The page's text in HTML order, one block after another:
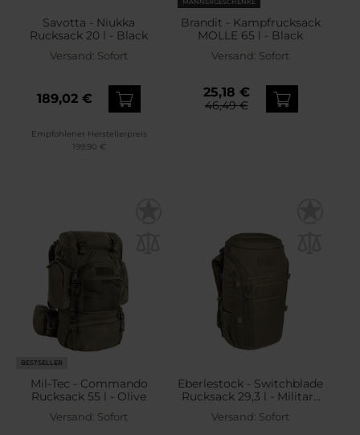
Savotta - Niukka
Rucksack 20 l - Black
Versand: Sofort
189,02 €
Empfohlener Herstellerpreis
199,90 €
MÄNNERGESCHENKE
Brandit - Kampfrucksack
MOLLE 65 l - Black
Versand: Sofort
25,18 €
46,49 €
BESTSELLER
Mil-Tec - Commando
Rucksack 55 l - Olive
Versand: Sofort
Eberlestock - Switchblade
Rucksack 29,3 l - Military
Versand: Sofort